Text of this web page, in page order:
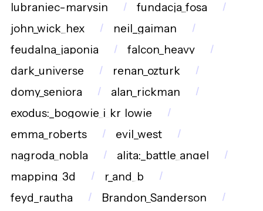
lubraniec-marysin
fundacja_fosa
john_wick_hex
neil_gaiman
feudalna_japonia
falcon_heavy
dark_universe
renan_ozturk
domy_seniora
alan_rickman
exodus:_bogowie_i_kr_lowie
emma_roberts
evil_west
nagroda_nobla
alita:_battle_angel
mapping_3d
r_and_b
feyd_rautha
Brandon_Sanderson